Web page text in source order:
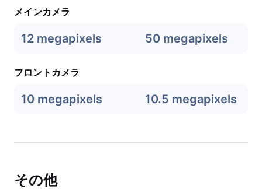
メインカメラ
12 megapixels 50 megapixels
フロントカメラ
10 megapixels 10.5 megapixels
その他